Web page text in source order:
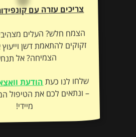
צריכים עזרה עם קונפידור 0.5
הצמח חלש? העלים
זקוקים להתאמת דשן
הצמיחה? אל
שלחו לנו כעתהודעת
מיידי!